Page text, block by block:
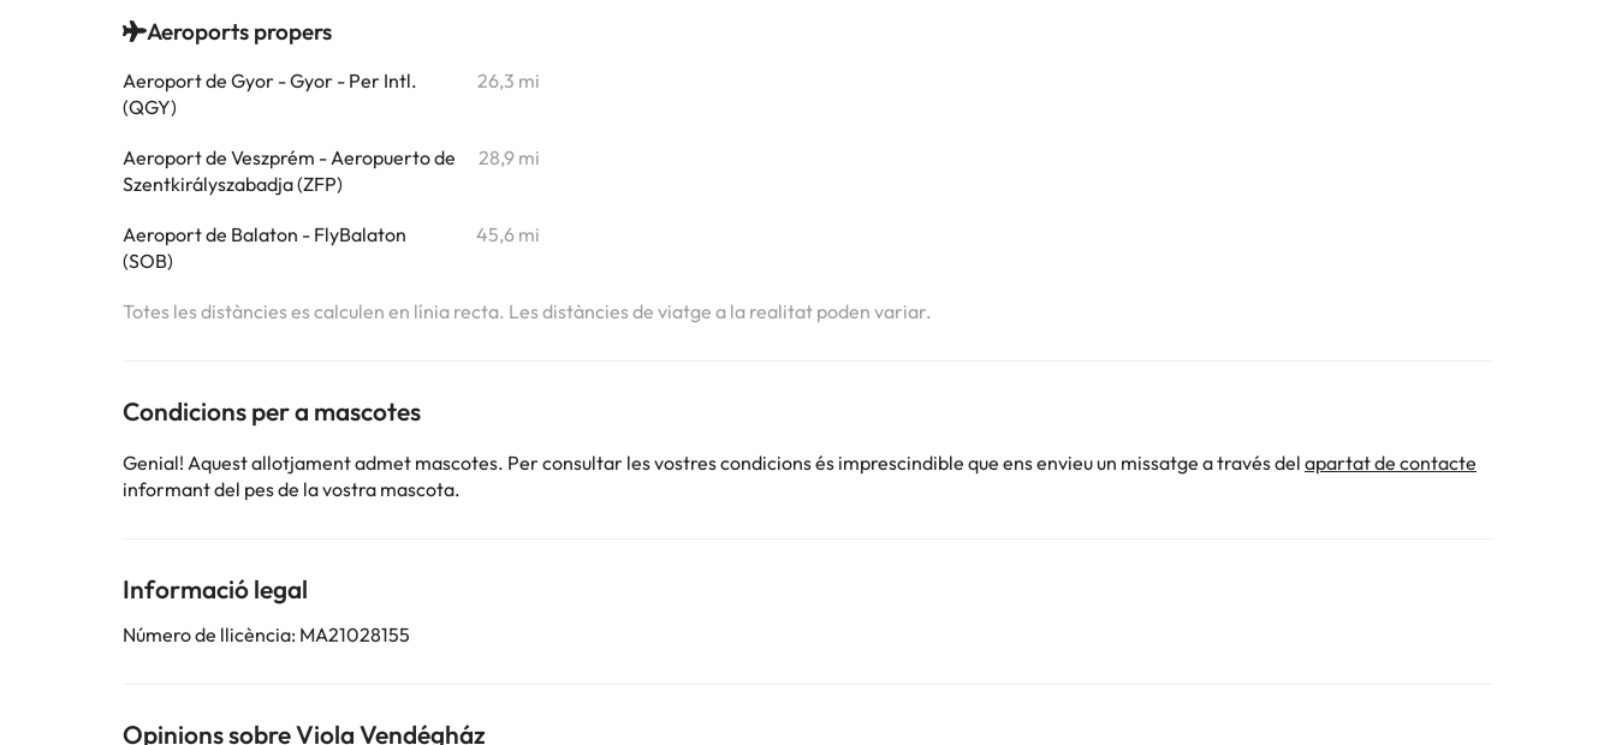
Aeroports propers
Aeroport de Gyor - Gyor - Per Intl.
(QGY)
26,3 mi
Aeroport de Veszprém - Aeropuerto de
Szentkirályszabadja (ZFP)
28,9 mi
Aeroport de Balaton - FlyBalaton
(SOB)
45,6 mi
Totes les distàncies es calculen en línia recta. Les distàncies de viatge a la realitat poden variar.
Condicions per a mascotes
Genial! Aquest allotjament admet mascotes. Per consultar les vostres condicions és imprescindible que ens envieu un missatge a través del apartat de contacte
informant del pes de la vostra mascota.
Informació legal
Número de llicència: MA21028155
Opinions sobre Viola Vendégház